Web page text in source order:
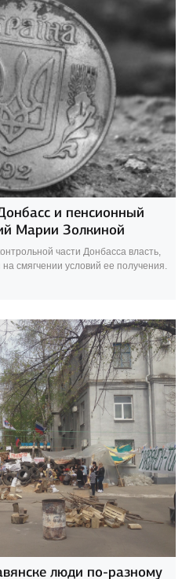
и пенсионный
Марии Золкиной
части Донбасса власть,
смягчении условий ее получения.
люди по-разному